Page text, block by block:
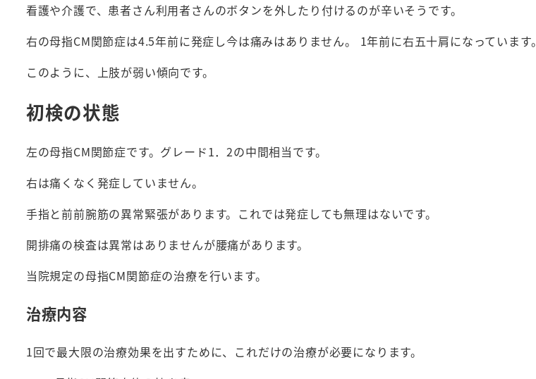
看護や介護で、患者さん利用者さんのボタンを外したり付けるのが辛いそうです。
右の母指CM関節症は4.5年前に発症し今は痛みはありません。 1年前に右五十肩になっています。
このように、上肢が弱い傾向です。
初検の状態
左の母指CM関節症です。グレード1．2の中間相当です。
右は痛くなく発症していません。
手指と前前腕筋の異常緊張があります。これでは発症しても無理はないです。
開排痛の検査は異常はありませんが腰痛があります。
当院規定の母指CM関節症の治療を行います。
治療内容
1回で最大限の治療効果を出すために、これだけの治療が必要になります。